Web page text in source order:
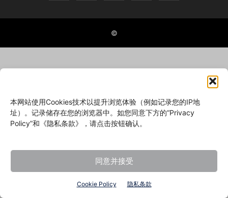
本网站使用Cookies技术以提升浏览体验（例如记录您的IP地
址）。记录储存在您的浏览器中。如您同意下方的“Privacy
Policy”和《隐私条款》，请点击按钮确认。
同意并接受
Cookie Policy 隐私条款
©